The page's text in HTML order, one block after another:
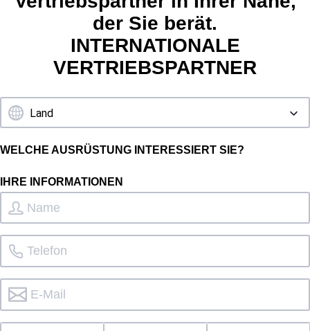
der Sie berät.
INTERNATIONALE
VERTRIEBSPARTNER
WELCHE AUSRÜSTUNG INTERESSIERT SIE?
IHRE INFORMATIONEN